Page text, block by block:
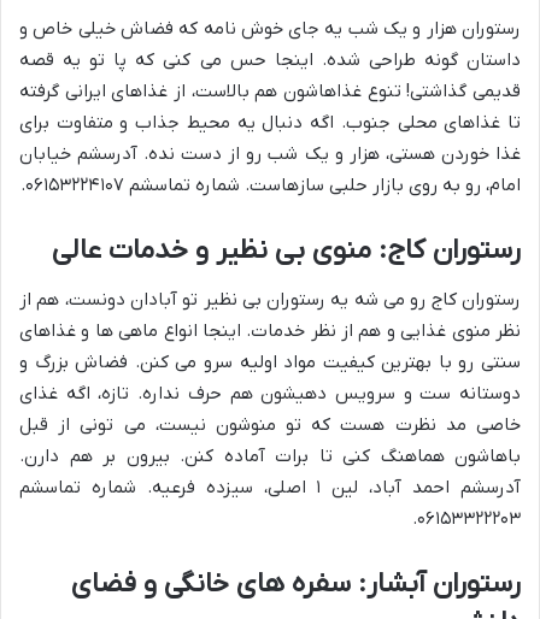
رستوران هزار و یک شب یه جای خوش نامه که فضاش خیلی خاص و
داستان گونه طراحی شده. اینجا حس می کنی که پا تو یه قصه
قدیمی گذاشتی! تنوع غذاهاشون هم بالاست، از غذاهای ایرانی گرفته
تا غذاهای محلی جنوب. اگه دنبال یه محیط جذاب و متفاوت برای
غذا خوردن هستی، هزار و یک شب رو از دست نده. آدرسشم خیابان
امام، رو به روی بازار حلبی سازهاست. شماره تماسشم ۰۶۱۵۳۲۲۴۱۰۷.
رستوران کاج: منوی بی نظیر و خدمات عالی
رستوران کاج رو می شه یه رستوران بی نظیر تو آبادان دونست، هم از
نظر منوی غذایی و هم از نظر خدمات. اینجا انواع ماهی ها و غذاهای
سنتی رو با بهترین کیفیت مواد اولیه سرو می کنن. فضاش بزرگ و
دوستانه ست و سرویس دهیشون هم حرف نداره. تازه، اگه غذای
خاصی مد نظرت هست که تو منوشون نیست، می تونی از قبل
باهاشون هماهنگ کنی تا برات آماده کنن. بیرون بر هم دارن.
آدرسشم احمد آباد، لین ۱ اصلی، سیزده فرعیه. شماره تماسشم
۰۶۱۵۳۳۲۲۲۰۳.
رستوران آبشار: سفره های خانگی و فضای